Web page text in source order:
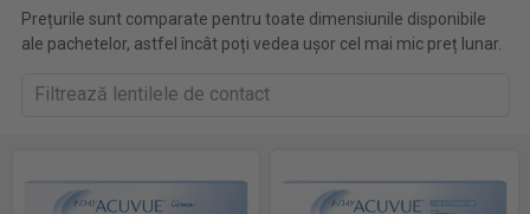
Prețurile sunt comparate pentru toate dimensiunile disponibile
ale pachetelor, astfel încât poți vedea ușor cel mai mic preț lunar.